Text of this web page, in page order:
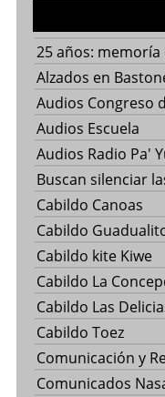
25 años:
Alzados en
Audios Congreso
Audios Escuela
Audios Radio Pa'
Buscan silenciar
Cabildo Canoas
Cabildo
Cabildo kite Kiwe
Cabildo La
Cabildo Las
Cabildo Toez
Comunicación y
Comunicados